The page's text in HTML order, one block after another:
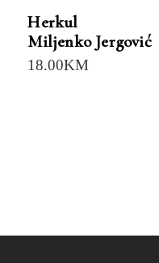
Herkul
Miljenko Jergović
18.00KM